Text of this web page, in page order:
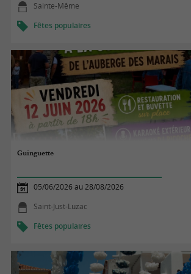
Sainte-Même
Fêtes populaires
Guinguette
05/06/2026 au 28/08/2026
Saint-Just-Luzac
Fêtes populaires